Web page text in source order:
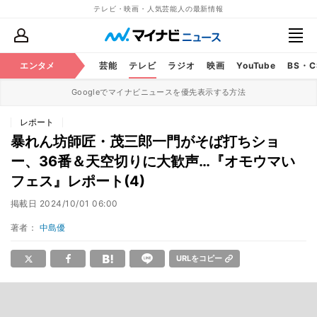
テレビ・映画・人気芸能人の最新情報
エンタメ 芸能 テレビ ラジオ 映画 YouTube BS・
Googleでマイナビニュースを優先表示する方法
レポート
暴れん坊師匠・茂三郎一門がそば打ちショ
ー、36番＆天空切りに大歓声…『オモウマい
フェス』レポート(4)
掲載日 2024/10/01 06:00
著者： 中島優
URLをコピー